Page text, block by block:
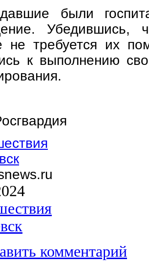
были
Убедившись,
не требуется их
к выполнению
комментарий